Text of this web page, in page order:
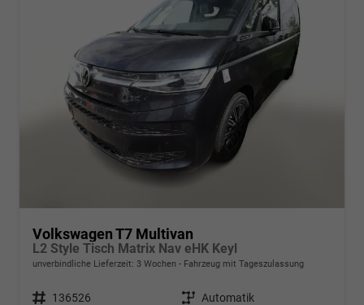
Volkswagen T7 Multivan
L2 Style Tisch Matrix Nav eHK Keyl
unverbindliche Lieferzeit: 3 Wochen Fahrzeug mit Tageszulassung
Fahrzeugnr. 136526 Getriebe Automatik